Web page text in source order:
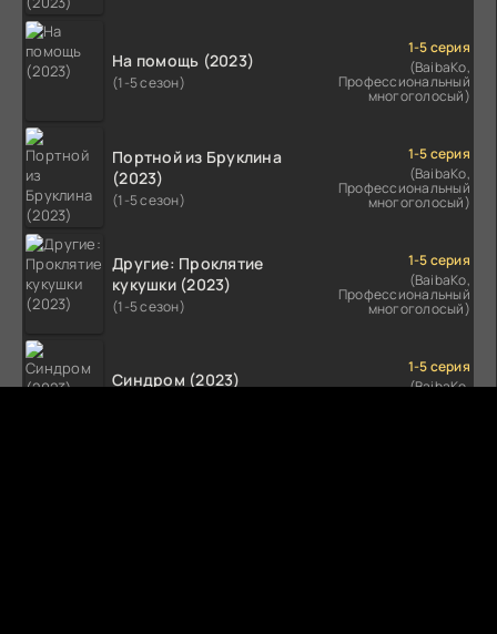
На помощь (2023)
(1-5 сезон)
1-5 серия
(BaibaKo,
Профессиональный
многоголосый)
Портной из Бруклина
(2023)
(1-5 сезон)
1-5 серия
(BaibaKo,
Профессиональный
многоголосый)
Другие: Проклятие
кукушки (2023)
(1-5 сезон)
1-5 серия
(BaibaKo,
Профессиональный
многоголосый)
Синдром (2023)
1-5 серия
(BaibaKo,